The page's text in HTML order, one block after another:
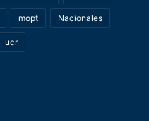
mopt Nacionales
ucr